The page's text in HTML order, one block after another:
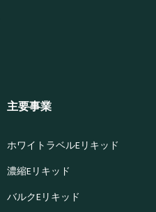
主要事業
ホワイトラベルEリキッド
濃縮Eリキッド
バルクEリキッド